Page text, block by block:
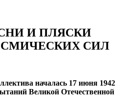
И ПЛЯСКИ
СИЛ
началась 17 июня 1942
Великой Отечественной